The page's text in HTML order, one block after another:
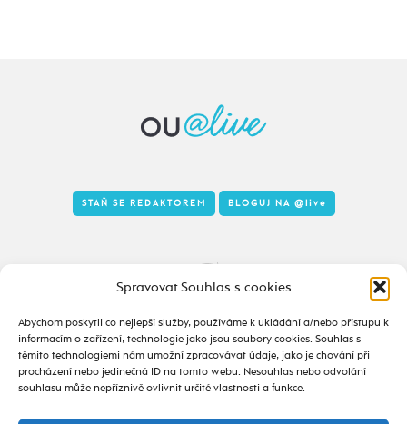
Spravovat Souhlas s cookies
Abychom poskytli co nejlepší služby, používáme k ukládání a/nebo přístupu k
informacím o zařízení, technologie jako jsou soubory cookies. Souhlas s
těmito technologiemi nám umožní zpracovávat údaje, jako je chování při
procházení nebo jedinečná ID na tomto webu. Nesouhlas nebo odvolání
souhlasu může nepříznivě ovlivnit určité vlastnosti a funkce.
Tady to taky žije
STAŇ SE REDAKTOREM BLOGUJ NA @live